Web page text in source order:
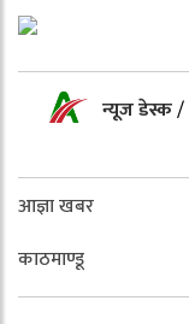
न्यूज डेस्क/
आज्ञा खबर
काठमाण्डू